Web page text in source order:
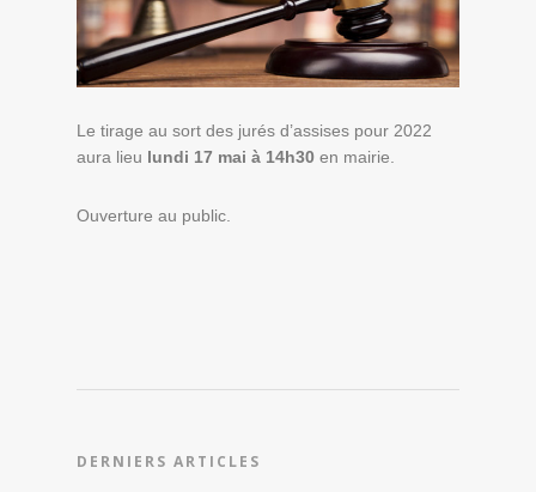
Le tirage au sort des jurés d’assises pour 2022
aura lieu lundi 17 mai à 14h30 en mairie.
Ouverture au public.
DERNIERS ARTICLES